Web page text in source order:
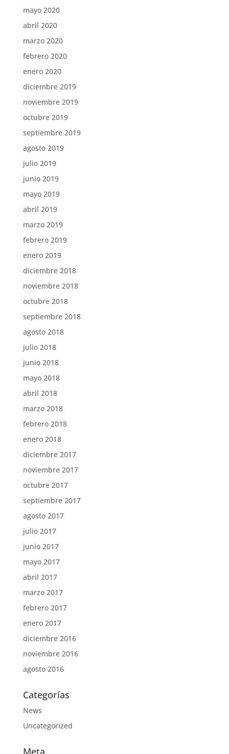
mayo 2020
abril 2020
marzo 2020
febrero 2020
enero 2020
diciembre 2019
noviembre 2019
octubre 2019
septiembre 2019
agosto 2019
julio 2019
junio 2019
mayo 2019
abril 2019
marzo 2019
febrero 2019
enero 2019
diciembre 2018
noviembre 2018
octubre 2018
septiembre 2018
agosto 2018
julio 2018
junio 2018
mayo 2018
abril 2018
marzo 2018
febrero 2018
enero 2018
diciembre 2017
noviembre 2017
octubre 2017
septiembre 2017
agosto 2017
julio 2017
junio 2017
mayo 2017
abril 2017
marzo 2017
febrero 2017
enero 2017
diciembre 2016
noviembre 2016
agosto 2016
Categorías
News
Uncategorized
Meta